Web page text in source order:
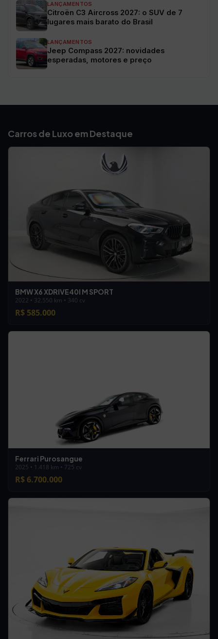
LANÇAMENTOS
Citroën C3 Aircross 2027: o SUV de 7
lugares mais barato do Brasil
LANÇAMENTOS
Jeep Compass 2027: novidades
esperadas, motores e preço
Carros de Luxo em Destaque
BMW X6 XDRIVE40I M SPORT
2022 • 32.550 km • 340 cv
R$ 585.000
Ferrari Purosangue
2025 • 1.418 km • 725 cv
R$ 6.700.000